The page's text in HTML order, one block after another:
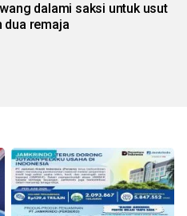
dalami saksi untuk usut
dua remaja